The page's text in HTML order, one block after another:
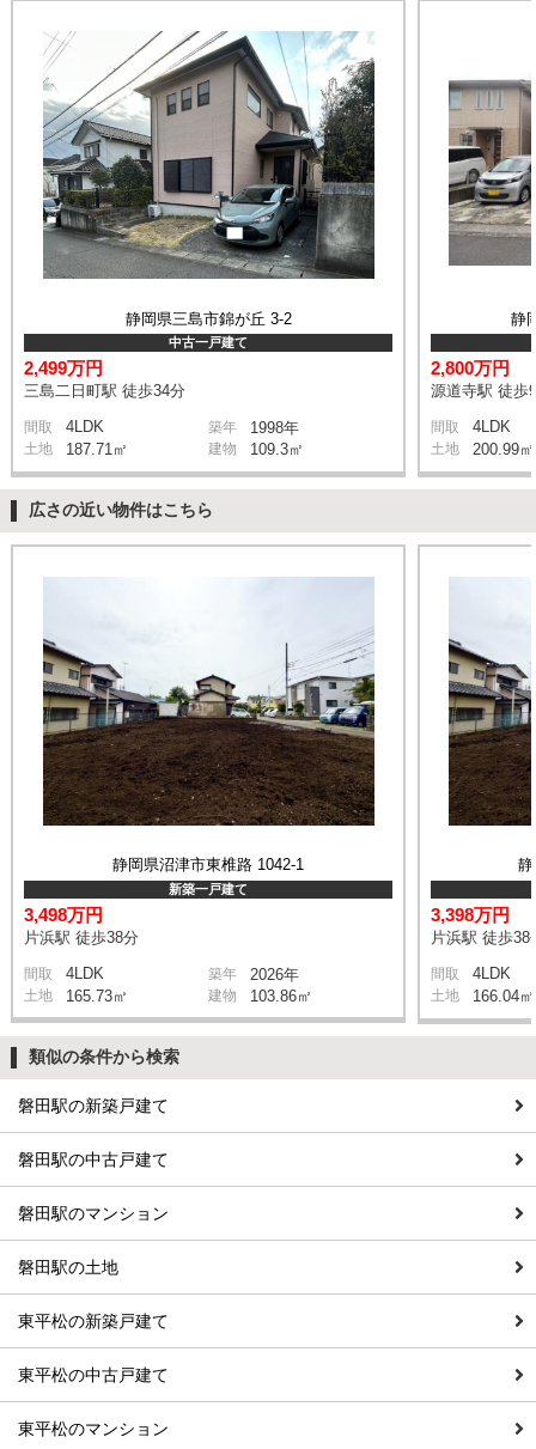
静岡県三島市錦が丘 3-2
中古一戸建て
2,499万円
三島二日町駅 徒歩34分
間取 4LDK 築年 1998年
土地 187.71㎡ 建物 109.3㎡
静
2,800万円
源道寺駅 徒歩
間取 4LDK
土地 200.99㎡
広さの近い物件はこちら
静岡県沼津市東椎路 1042-1
新築一戸建て
3,498万円
片浜駅 徒歩38分
間取 4LDK 築年 2026年
土地 165.73㎡ 建物 103.86㎡
3,398万円
片浜駅 徒歩38
間取 4LDK
土地 166.04㎡
類似の条件から検索
磐田駅の新築戸建て
磐田駅の中古戸建て
磐田駅のマンション
磐田駅の土地
東平松の新築戸建て
東平松の中古戸建て
東平松のマンション